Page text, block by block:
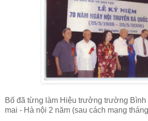
Bố đã từng làm Hiệu trưởng trường Bình
mai - Hà nội 2 năm (sau cách mạng